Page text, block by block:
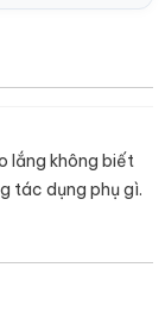
lắng không biết
tác dụng phụ gì.